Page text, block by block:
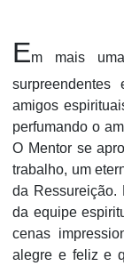
Em mais
amigos
perfumando o
O Mentor se
trabalho, um
da
da equipe
cenas
alegre e feliz e